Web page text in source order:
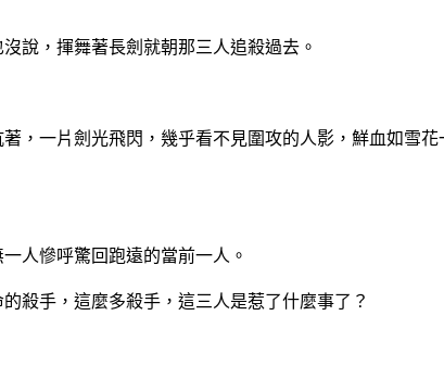
說，揮舞著長劍就朝那三人追殺過去。
，一片劍光飛閃，幾乎看不見圍攻的人影，鮮血如雪
人慘呼驚回跑遠的當前一人。
殺手，這麼多殺手，這三人是惹了什麼事了？